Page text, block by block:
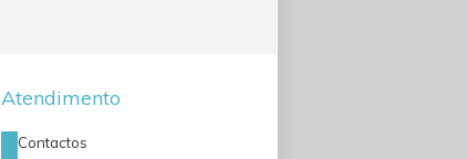
Atendimento
Contactos